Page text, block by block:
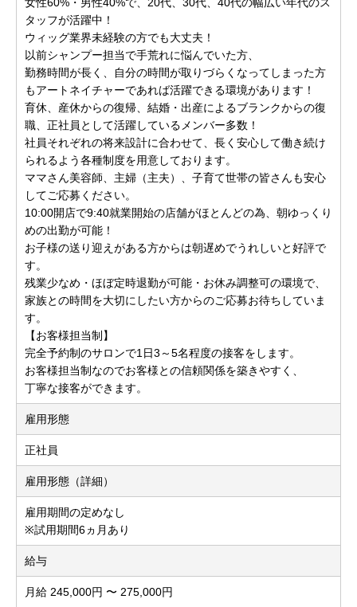
女性60%・男性40%で、20代、30代、40代の幅広い年代のス
タッフが活躍中！
ウィッグ業界未経験の方でも大丈夫！
以前シャンプー担当で手荒れに悩んでいた方、
勤務時間が長く、自分の時間が取りづらくなってしまった方
もアートネイチャーであれば活躍できる環境があります！
育休、産休からの復帰、結婚・出産によるブランクからの復
職、正社員として活躍しているメンバー多数！
社員それぞれの将来設計に合わせて、長く安心して働き続け
られるよう各種制度を用意しております。
ママさん美容師、主婦（主夫）、子育て世帯の皆さんも安心
してご応募ください。
10:00開店で9:40就業開始の店舗がほとんどの為、朝ゆっくり
めの出勤が可能！
お子様の送り迎えがある方からは朝遅めでうれしいと好評で
す。
残業少なめ・ほぼ定時退勤が可能・お休み調整可の環境で、
家族との時間を大切にしたい方からのご応募お待ちしていま
す。
【お客様担当制】
完全予約制のサロンで1日3～5名程度の接客をします。
お客様担当制なのでお客様との信頼関係を築きやすく、
丁寧な接客ができます。
雇用形態
正社員
雇用形態（詳細）
雇用期間の定めなし
※試用期間6ヵ月あり
給与
月給 245,000円 〜 275,000円